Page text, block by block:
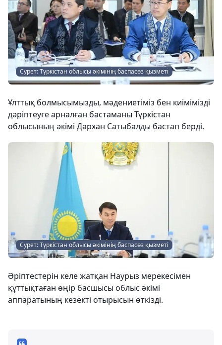
Сурет: Түркістан облысы әкімінің баспасөз қызметі
Ұлттық болмысымызды, мәдениетіміз бен киімімізді
дәріптеуге арналған бастаманы Түркістан
облысының әкімі Дархан Сатыбалды бастап берді.
Сурет: Түркістан облысы әкімінің баспасөз қызметі
Әріптестерін келе жатқан Наурыз мерекесімен
құттықтаған өңір басшысы облыс әкімі
аппаратының кезекті отырысын өткізді.